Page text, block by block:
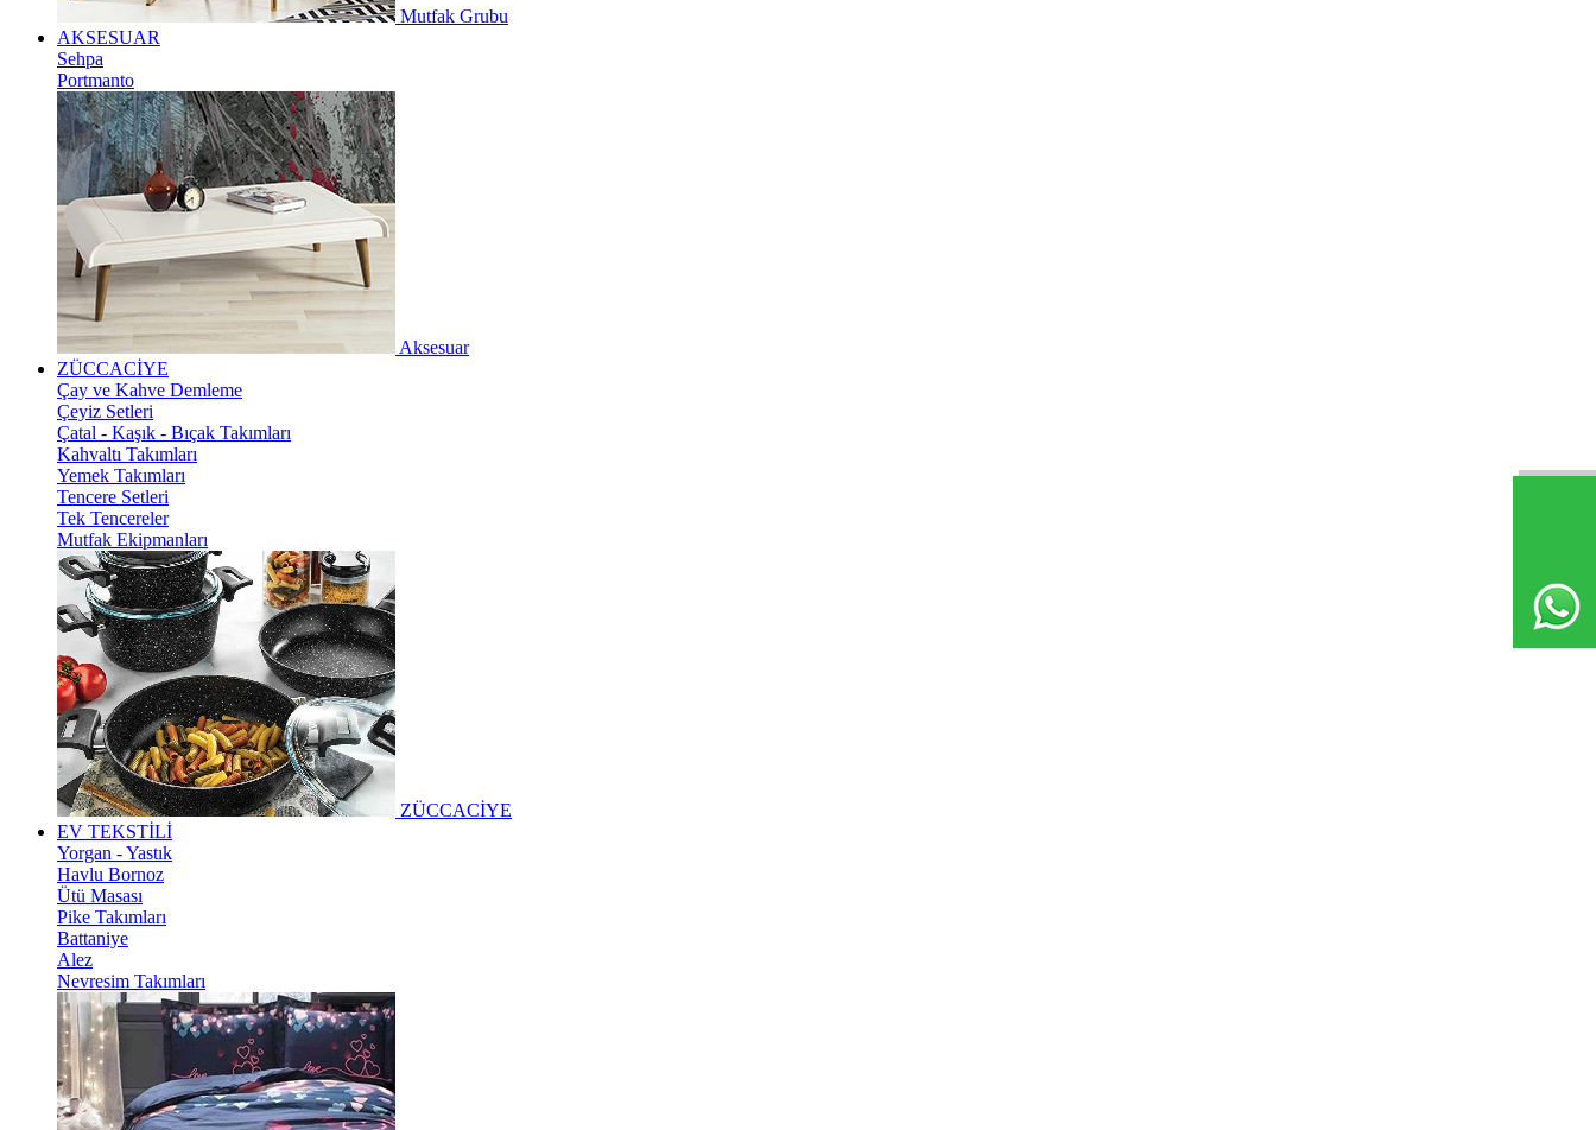
Mutfak Grubu
AKSESUAR
Sehpa
Portmanto
Aksesuar
ZÜCCACİYE
Çay ve Kahve Demleme
Çeyiz Setleri
Çatal - Kaşık - Bıçak Takımları
Kahvaltı Takımları
Yemek Takımları
Tencere Setleri
Tek Tencereler
Mutfak Ekipmanları
ZÜCCACİYE
EV TEKSTİLİ
Yorgan - Yastık
Havlu Bornoz
Ütü Masası
Pike Takımları
Battaniye
Alez
Nevresim Takımları